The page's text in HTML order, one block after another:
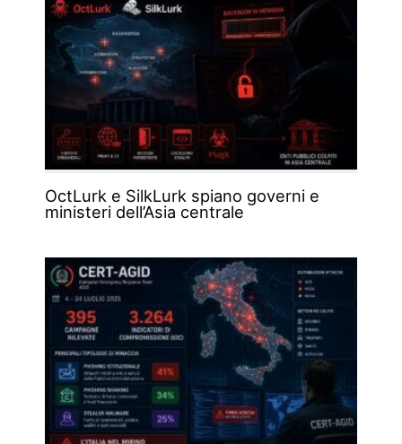
OctLurk e SilkLurk spiano governi e
ministeri dell’Asia centrale